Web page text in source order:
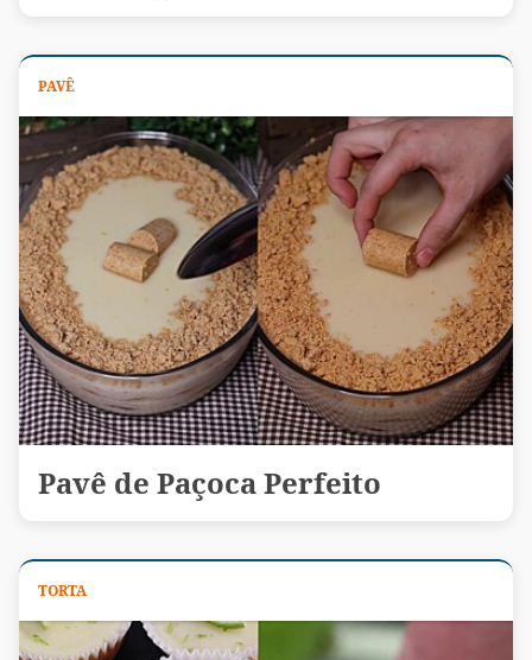
PAVÊ
Pavê de Paçoca Perfeito
TORTA